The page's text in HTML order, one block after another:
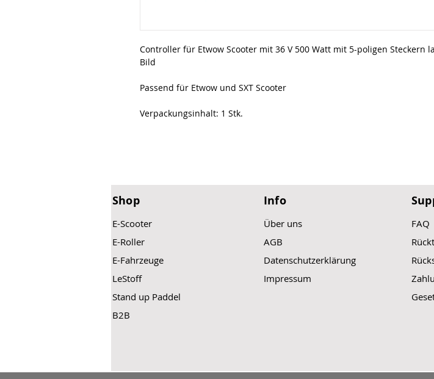
Controller für Etwow Scooter mit 36 V 500 Watt mit 5-poligen Steckern
Bild
Passend für Etwow und SXT Scooter
Verpackungsinhalt: 1 Stk.
Shop
E-Scooter
E-Roller
E-Fahrzeuge
LeStoff
Stand up Paddel
B2B
Info
Über uns
AGB
Datenschutzerklärung
Impressum
FAQ